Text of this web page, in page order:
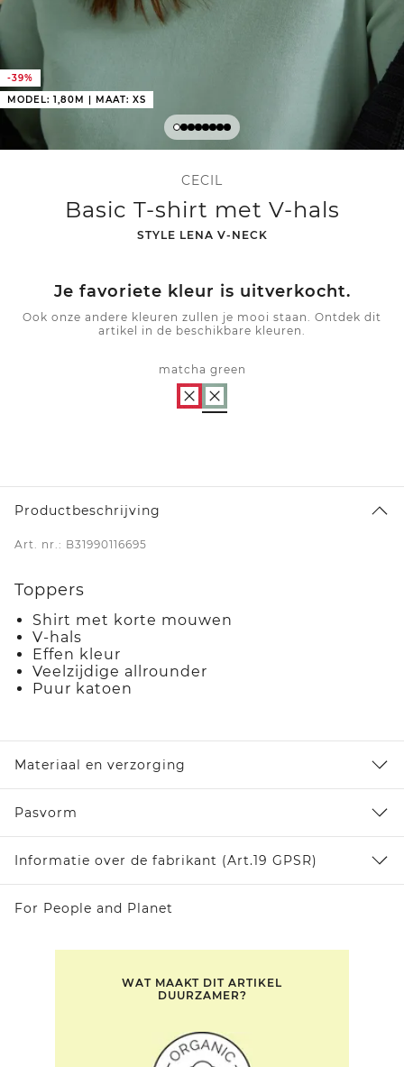
-39%
MODEL: 1,80M | MAAT: XS
CECIL
Basic T-shirt met V-hals
-
STYLE LENA V-NECK
Je favoriete kleur is uitverkocht.
Ook onze andere kleuren zullen je mooi staan. Ontdek dit
artikel in de beschikbare kleuren.
matcha green
Productbeschrijving
Art. nr.: B31990116695
Toppers
Shirt met korte mouwen
V-hals
Effen kleur
Veelzijdige allrounder
Puur katoen
Materiaal en verzorging
Pasvorm
Informatie over de fabrikant (Art.19 GPSR)
For People and Planet
WAT MAAKT DIT ARTIKEL
DUURZAMER?